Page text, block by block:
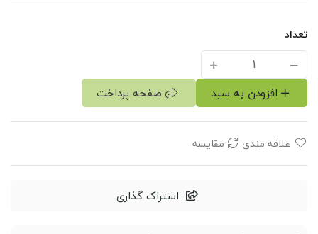
تعداد
افزودن به سبد صفحه پرداخت
علاقه مندی مقایسه
اشتراک گذاری